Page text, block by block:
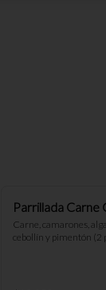
Parrillada Carne
Carne, camarones,
cebollín y pimentón (2